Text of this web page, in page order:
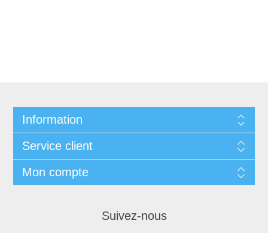
Information
Service client
Mon compte
Suivez-nous